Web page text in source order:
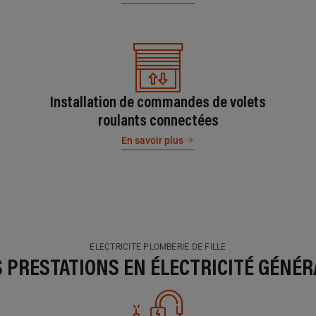
Installation de commandes de volets
roulants connectées
En savoir plus
ELECTRICITE PLOMBERIE DE FILLE
PRESTATIONS EN ÉLECTRICITÉ